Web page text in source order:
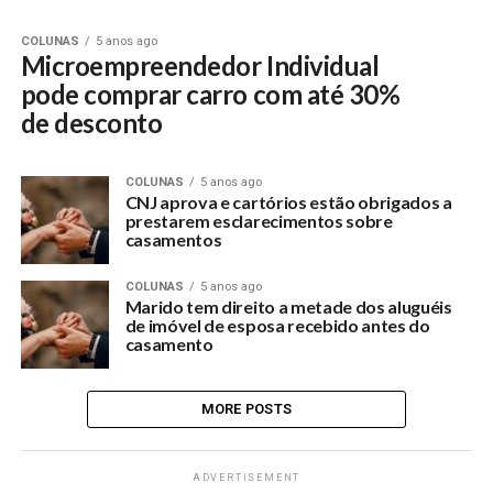
COLUNAS 5 anos ago
Microempreendedor Individual
pode comprar carro com até 30%
de desconto
COLUNAS 5 anos ago
CNJ aprova e cartórios estão obrigados a
prestarem esclarecimentos sobre
casamentos
COLUNAS 5 anos ago
Marido tem direito a metade dos aluguéis
de imóvel de esposa recebido antes do
casamento
MORE POSTS
ADVERTISEMENT